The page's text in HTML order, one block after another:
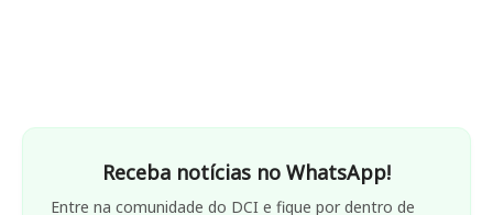
Receba notícias no WhatsApp!
Entre na comunidade do DCI e fique por dentro de